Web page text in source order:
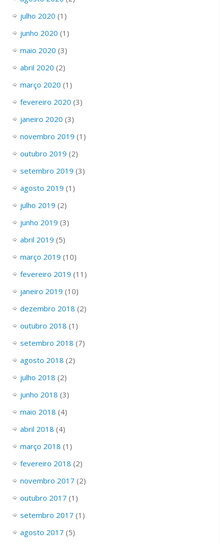
julho 2020 (1)
junho 2020 (1)
maio 2020 (3)
abril 2020 (2)
março 2020 (1)
fevereiro 2020 (3)
janeiro 2020 (3)
novembro 2019 (1)
outubro 2019 (2)
setembro 2019 (3)
agosto 2019 (1)
julho 2019 (2)
junho 2019 (3)
abril 2019 (5)
março 2019 (10)
fevereiro 2019 (11)
janeiro 2019 (10)
dezembro 2018 (2)
outubro 2018 (1)
setembro 2018 (7)
agosto 2018 (2)
julho 2018 (2)
junho 2018 (3)
maio 2018 (4)
abril 2018 (4)
março 2018 (1)
fevereiro 2018 (2)
novembro 2017 (2)
outubro 2017 (1)
setembro 2017 (1)
agosto 2017 (5)